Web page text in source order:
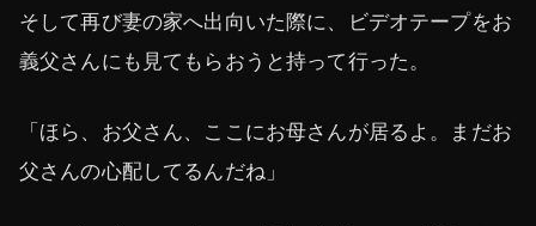
そして再び妻の家へ出向いた際に、ビデオテープをお
義父さんにも見てもらおうと持って行った。
「ほら、お父さん、ここにお母さんが居るよ。まだお
父さんの心配してるんだね」